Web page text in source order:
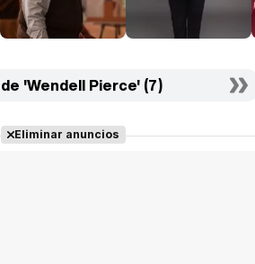
'Wendell Pierce' (7)
Eliminar anuncios